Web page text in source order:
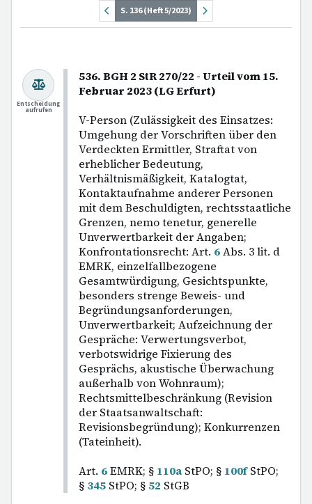
S. 136 (Heft 5/2023)
536. BGH 2 StR 270/22 - Urteil vom 15.
Februar 2023 (LG Erfurt)
V-Person (Zulässigkeit des Einsatzes:
Umgehung der Vorschriften über den
Verdeckten Ermittler, Straftat von
erheblicher Bedeutung,
Verhältnismäßigkeit, Katalogtat,
Kontaktaufnahme anderer Personen
mit dem Beschuldigten, rechtsstaatliche
Grenzen, nemo tenetur, generelle
Unverwertbarkeit der Angaben;
Konfrontationsrecht: Art. 6Abs. 3 lit. d
EMRK, einzelfallbezogene
Gesamtwürdigung, Gesichtspunkte,
besonders strenge Beweis- und
Begründungsanforderungen,
Unverwertbarkeit; Aufzeichnung der
Gespräche: Verwertungsverbot,
verbotswidrige Fixierung des
Gesprächs, akustische Überwachung
außerhalb von Wohnraum);
Rechtsmittelbeschränkung (Revision
der Staatsanwaltschaft:
Revisionsbegründung); Konkurrenzen
(Tateinheit).
Art. 6EMRK; § 110a StPO; § 100fStPO;
§ 345 StPO; § 52 StGB
Entscheidung
aufrufen